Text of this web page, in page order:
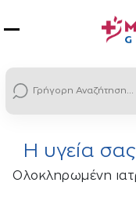
Η υγεία
Ολοκληρωμένη